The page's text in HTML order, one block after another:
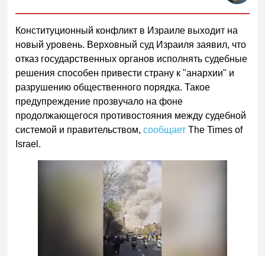
Конституционный конфликт в Израиле выходит на
новый уровень. Верховный суд Израиля заявил, что
отказ государственных органов исполнять судебные
решения способен привести страну к "анархии" и
разрушению общественного порядка. Такое
предупреждение прозвучало на фоне
продолжающегося противостояния между судебной
системой и правительством,сообщает The Times of
Israel.